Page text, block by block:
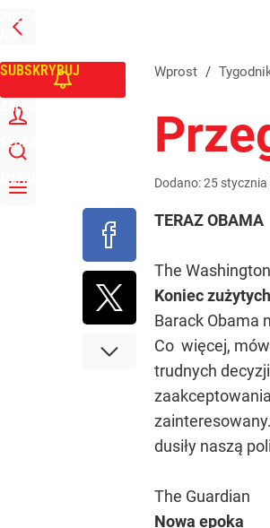
PRZEJDŹ
NA
GŁÓWNĄ
SUBSKRYBUJ
ZALOGUJ
SZUKAJ
MENU
Wprost /
Dodano:25 stycznia
TERAZ OBAMA
The
Koniec
Barack Obama
Co więcej,
trudnych
dusiły naszą
The Guardian
Nowa epoka